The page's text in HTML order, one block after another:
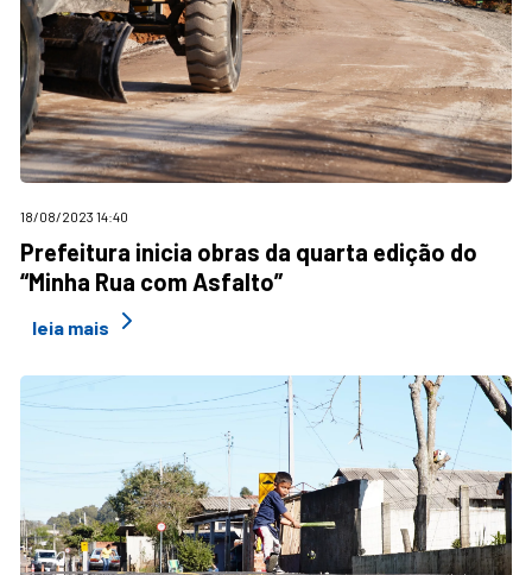
18/08/2023 14:40
Prefeitura inicia obras da quarta edição do
“Minha Rua com Asfalto”
leia mais